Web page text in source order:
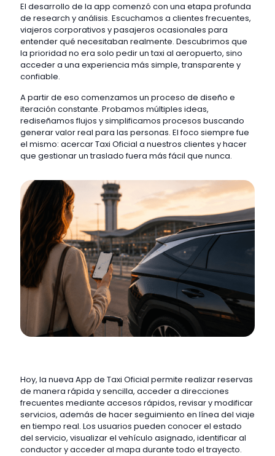
El desarrollo de la app comenzó con una etapa profunda
de research y análisis. Escuchamos a clientes frecuentes,
viajeros corporativos y pasajeros ocasionales para
entender qué necesitaban realmente. Descubrimos que
la prioridad no era solo pedir un taxi al aeropuerto, sino
acceder a una experiencia más simple, transparente y
confiable.
A partir de eso comenzamos un proceso de diseño e
iteración constante. Probamos múltiples ideas,
rediseñamos flujos y simplificamos procesos buscando
generar valor real para las personas. El foco siempre fue
el mismo: acercar Taxi Oficial a nuestros clientes y hacer
que gestionar un traslado fuera más fácil que nunca.
Hoy, la nueva App de Taxi Oficial permite realizar reservas
de manera rápida y sencilla, acceder a direcciones
frecuentes mediante accesos rápidos, revisar y modificar
servicios, además de hacer seguimiento en línea del viaje
en tiempo real. Los usuarios pueden conocer el estado
del servicio, visualizar el vehículo asignado, identificar al
conductor y acceder al mapa durante todo el trayecto.